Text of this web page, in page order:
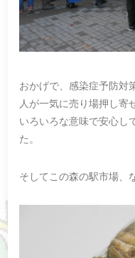
おかげで、感染症予防対
人が一気に売り場押し寄
いろいろな意味で安心し
た。
そしてこの森の駅市場、